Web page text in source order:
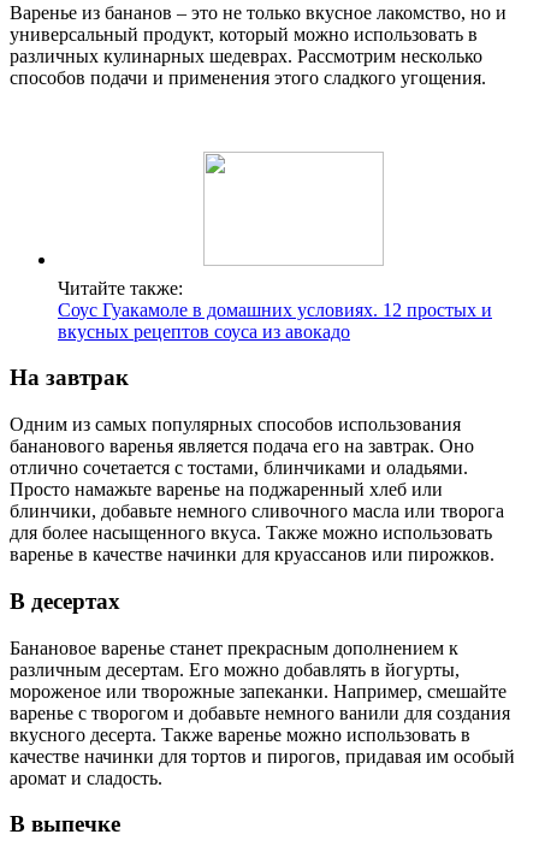
Варенье из бананов – это не только вкусное лакомство, но и
универсальный продукт, который можно использовать в
различных кулинарных шедеврах. Рассмотрим несколько
способов подачи и применения этого сладкого угощения.
Читайте также:
Соус Гуакамоле в домашних условиях. 12 простых и
вкусных рецептов соуса из авокадо
На завтрак
Одним из самых популярных способов использования
бананового варенья является подача его на завтрак. Оно
отлично сочетается с тостами, блинчиками и оладьями.
Просто намажьте варенье на поджаренный хлеб или
блинчики, добавьте немного сливочного масла или творога
для более насыщенного вкуса. Также можно использовать
варенье в качестве начинки для круассанов или пирожков.
В десертах
Банановое варенье станет прекрасным дополнением к
различным десертам. Его можно добавлять в йогурты,
мороженое или творожные запеканки. Например, смешайте
варенье с творогом и добавьте немного ванили для создания
вкусного десерта. Также варенье можно использовать в
качестве начинки для тортов и пирогов, придавая им особый
аромат и сладость.
В выпечке